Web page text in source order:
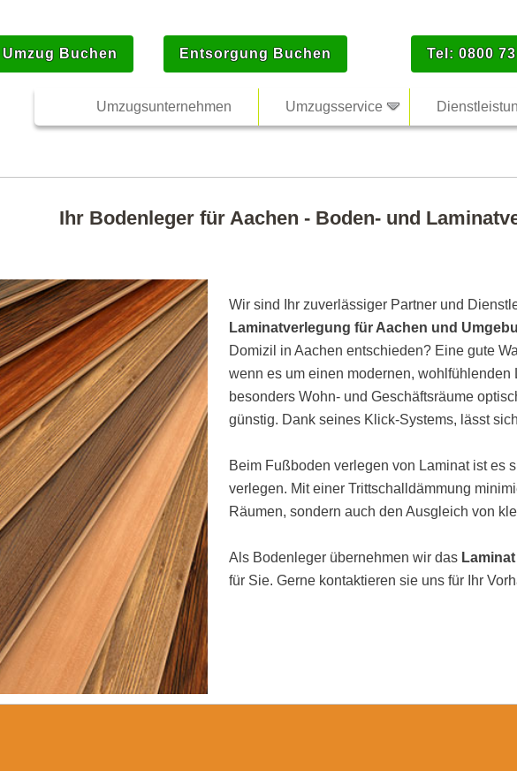
Umzug Buchen Entsorgung Buchen Tel: 0800
Umzugsunternehmen Umzugsservice
Ihr Bodenleger für Aachen - Boden- und
Wir sind Ihr zuverlässiger Partner und
Laminatverlegung für Aachen und
Domizil in Aachen entschieden? Eine gute
wenn es um einen modernen,
besonders Wohn- und Geschäftsräume
günstig. Dank seines Klick-Systems, lässt
Beim Fußboden verlegen von Laminat ist es
verlegen. Mit einer Trittschalldämmung
Räumen, sondern auch den Ausgleich von
Als Bodenleger übernehmen wir das
für Sie. Gerne kontaktieren sie uns für Ihr